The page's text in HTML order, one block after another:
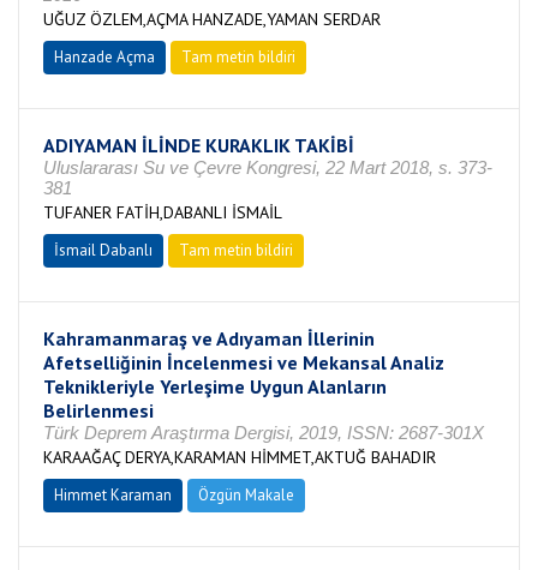
UĞUZ ÖZLEM,AÇMA HANZADE,YAMAN SERDAR
Hanzade Açma Tam metin bildiri
ADIYAMAN İLİNDE KURAKLIK TAKİBİ
Uluslararası Su ve Çevre Kongresi, 22 Mart 2018, s. 373-
381
TUFANER FATİH,DABANLI İSMAİL
İsmail Dabanlı Tam metin bildiri
Kahramanmaraş ve Adıyaman İllerinin
Afetselliğinin İncelenmesi ve Mekansal Analiz
Teknikleriyle Yerleşime Uygun Alanların
Belirlenmesi
Türk Deprem Araştırma Dergisi, 2019, ISSN: 2687-301X
KARAAĞAÇ DERYA,KARAMAN HİMMET,AKTUĞ BAHADIR
Himmet Karaman Özgün Makale